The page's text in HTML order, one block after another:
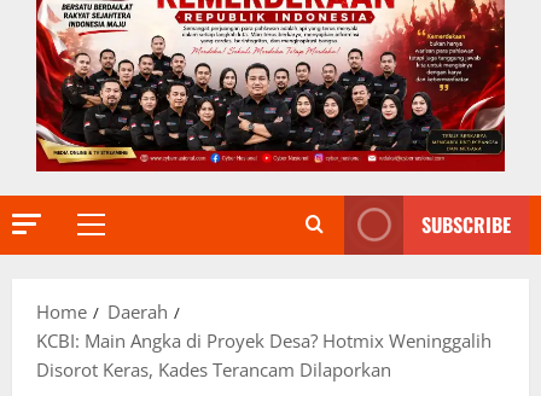
Primary
SUBSCRIBE
Home
Daerah
KCBI: Main Angka di Proyek Desa? Hotmix Weninggalih
Disorot Keras, Kades Terancam Dilaporkan